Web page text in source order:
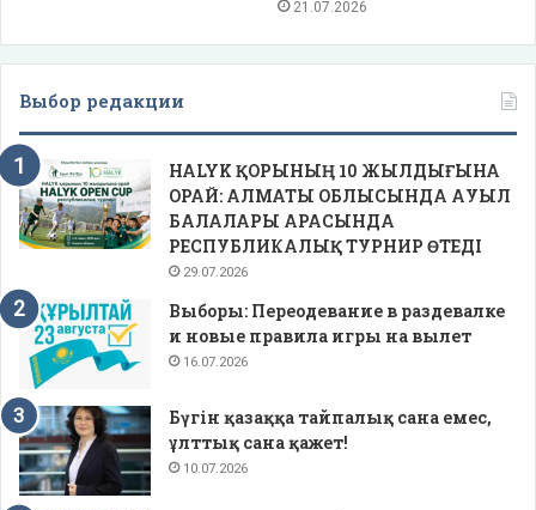
21.07.2026
Выбор редакции
HALYK ҚОРЫНЫҢ 10 ЖЫЛДЫҒЫНА
ОРАЙ: АЛМАТЫ ОБЛЫСЫНДА АУЫЛ
БАЛАЛАРЫ АРАСЫНДА
РЕСПУБЛИКАЛЫҚ ТУРНИР ӨТЕДІ
29.07.2026
Выборы: Переодевание в раздевалке
и новые правила игры на вылет
16.07.2026
Бүгін қазаққа тайпалық сана емес,
ұлттық сана қажет!
10.07.2026